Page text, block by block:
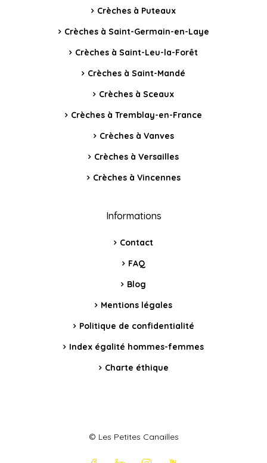
Crèches à Puteaux
Crèches à Saint-Germain-en-Laye
Crèches à Saint-Leu-la-Forêt
Crèches à Saint-Mandé
Crèches à Sceaux
Crèches à Tremblay-en-France
Crèches à Vanves
Crèches à Versailles
Crèches à Vincennes
Informations
Contact
FAQ
Blog
Mentions légales
Politique de confidentialité
Index égalité hommes-femmes
Charte éthique
© Les Petites Canailles